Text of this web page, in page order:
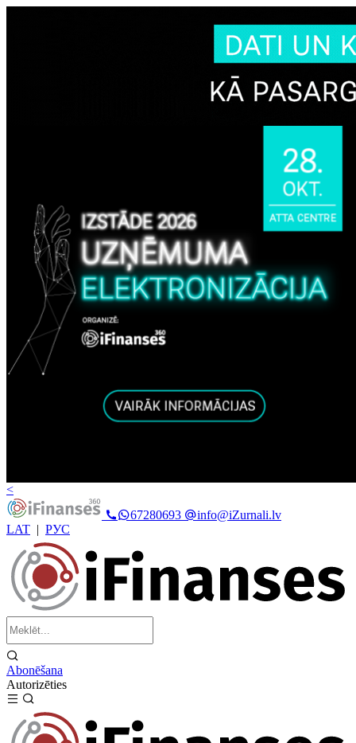
<
67280693
info@iZurnali.lv
LAT | РУС
Abonēšana
Autorizēties